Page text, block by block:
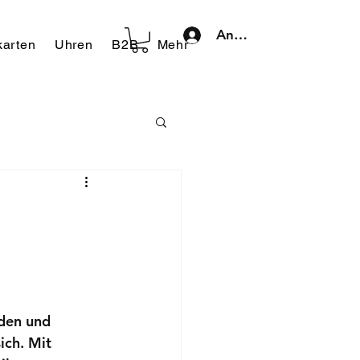
Uhren B2B Mehr
Anmelden
und
Mit